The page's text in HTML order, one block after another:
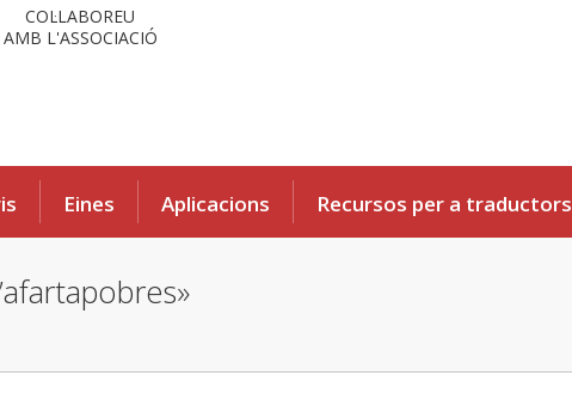
COL·LABOREU
AMB L'ASSOCIACIÓ
Eines Aplicacions Recursos per a traductors